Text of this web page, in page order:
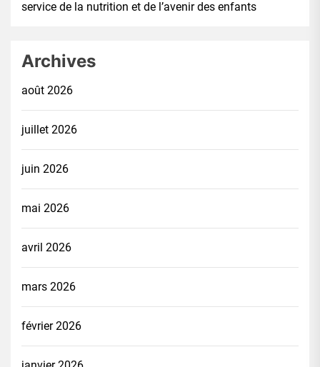
service de la nutrition et de l’avenir des enfants
Archives
août 2026
juillet 2026
juin 2026
mai 2026
avril 2026
mars 2026
février 2026